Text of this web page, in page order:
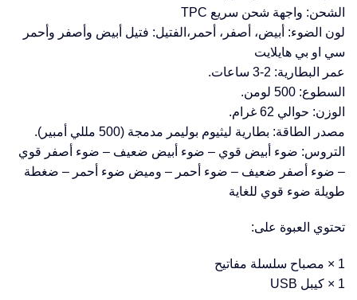
الشحن: واجهة شحن سريع TPC
لون الضوء: أبيض، أصفر، أحمر،الفتيل: فتيل أبيض وأصفر وأحمر
سي او بي هايلايت
عمر البطارية: 2-3 ساعات.
السطوع: 500 لومن.
الوزن: حوالي 62 غرام.
مصدر الطاقة: بطارية ليثيوم بوليمر مدمجة (500 مللي أمبير).
التروس: ضوء أبيض قوي – ضوء أبيض ضعيف – ضوء أصفر قوي
– ضوء أصفر ضعيف – ضوء أحمر – وميض ضوء أحمر – ضغطة
طويلة ضوء قوي للغاية
تحتوي العبوة على:
1 × مصباح سلسلة مفاتيح
1 × كيبل USB